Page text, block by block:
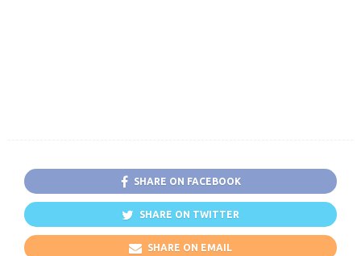
SHARE ON FACEBOOK
SHARE ON TWITTER
SHARE ON EMAIL